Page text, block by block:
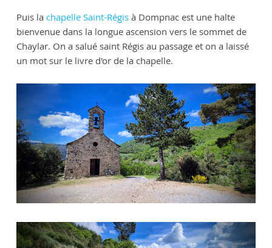
Puis la chapelle Saint-Régisà Dompnac est une halte
bienvenue dans la longue ascension vers le sommet de
Chaylar. On a salué saint Régis au passage et on a laissé
un mot sur le livre d'or de la chapelle.